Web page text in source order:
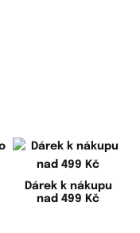
Dárek k nákupu
nad 499 Kč